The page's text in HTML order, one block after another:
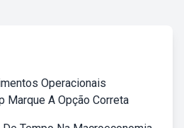
Operacionais
Marque A Opção Correta